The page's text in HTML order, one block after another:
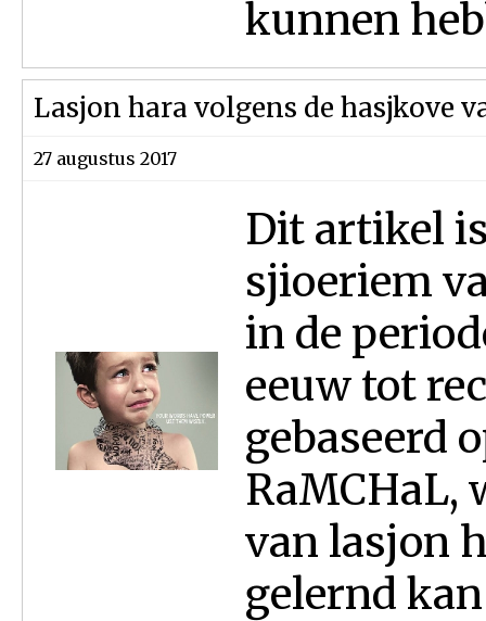
kunnen
Lasjon hara volgens de hasjkove
27 augustus 2017
Dit artikel
sjioeriem
in de
eeuw tot
gebaseerd
RaMCHaL,
van lasjon
gelernd